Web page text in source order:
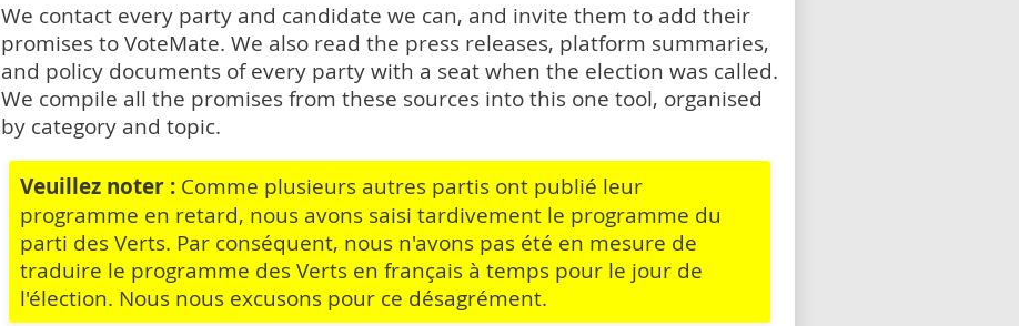
We contact every party and candidate we can, and invite them to add their
promises to VoteMate. We also read the press releases, platform summaries,
and policy documents of every party with a seat when the election was called.
We compile all the promises from these sources into this one tool, organised
by category and topic.
Veuillez noter : Comme plusieurs autres partis ont publié leur
programme en retard, nous avons saisi tardivement le programme du
parti des Verts. Par conséquent, nous n'avons pas été en mesure de
traduire le programme des Verts en français à temps pour le jour de
l'élection. Nous nous excusons pour ce désagrément.